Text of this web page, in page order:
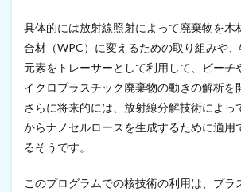
N
F
が
ア
リ
ル
系
エ
マ
シ
具体的には放射線照射によって廃棄物を木
合材（WPC）に変えるための取り組みや
元素をトレーサーとして利用して、ビーチ
イクロプラスチック廃棄物の動きの解析を
さらに将来的には、放射線分解技術によっ
からナノセルロースを生成するために適用
るそうです。
このプログラムでの核技術の利用は、プラ